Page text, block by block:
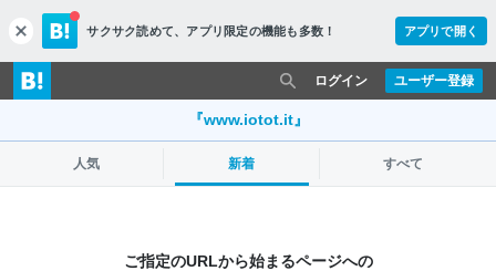
c
l
o
s
サクサク読めて、 アプリ限定の機能も多数！ アプリで開く
ユーザー登録
ログイン
『www.iotot.it』
人気 新着 すべて
ご指定のURLから始まるページへの